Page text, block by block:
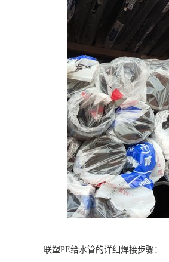
联塑PE给水管的详细焊接步骤：